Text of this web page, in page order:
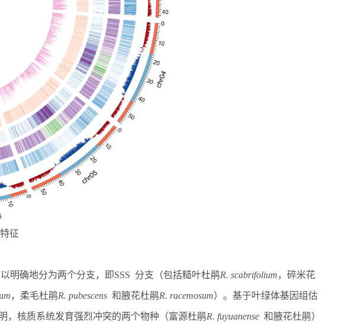
征
明确地分为两个分支，即SSS 分支（包括糙叶杜鹃R. scabrifolium，碎米花
，柔毛杜鹃R. pubescens 和腋花杜鹃R. racemosum）。基于叶绿体基因组估
，核质系统发育强烈冲突的两个物种（富源杜鹃R. fuyuanense 和腋花杜鹃）